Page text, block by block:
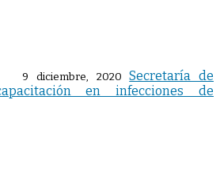
9 diciembre, 2020
Secretaría de
en infecciones de